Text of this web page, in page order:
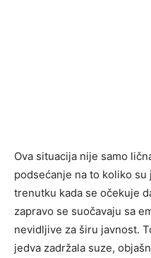
Ova situacija nije samo
podsećanje na to koliko
trenutku kada se očekuje
zapravo se suočavaju sa
nevidljive za širu javnost.
jedva zadržala suze,